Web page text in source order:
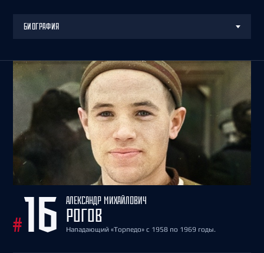
БИОГРАФИЯ
# 16 АЛЕКСАНДР МИХАЙЛОВИЧ
РОГОВ
Нападающий «Торпедо» с 1958 по 1969 годы.